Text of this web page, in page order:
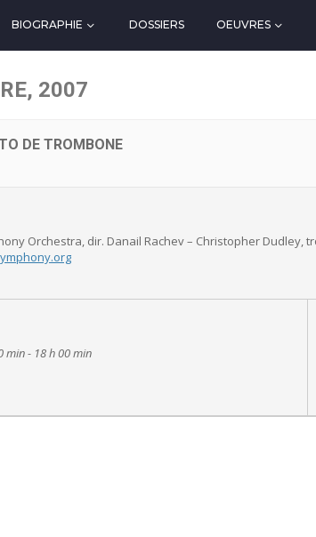
BIOGRAPHIE DOSSIERS OEUVRES
2007
DE TROMBONE
Orchestra, dir. Danail Rachev – Christopher Dudley,
min - 18 h 00 min